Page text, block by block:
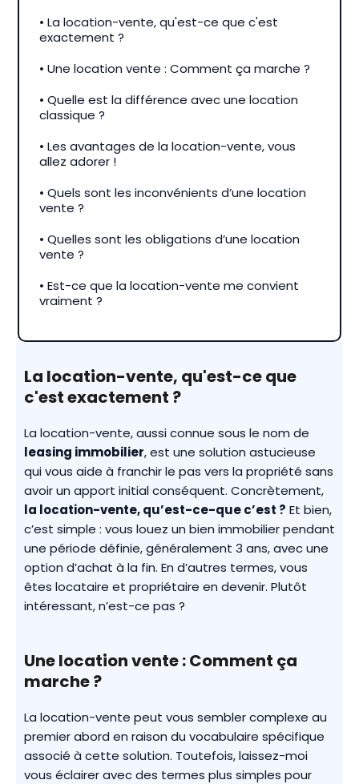
• La location-vente, qu'est-ce que c'est
exactement ?
• Une location vente : Comment ça marche ?
• Quelle est la différence avec une location
classique ?
• Les avantages de la location-vente, vous
allez adorer !
• Quels sont les inconvénients d’une location
vente ?
• Quelles sont les obligations d’une location
vente ?
• Est-ce que la location-vente me convient
vraiment ?
La location-vente, qu'est-ce que
c'est exactement ?
La location-vente, aussi connue sous le nom de
leasing immobilier, est une solution astucieuse
qui vous aide à franchir le pas vers la propriété sans
avoir un apport initial conséquent. Concrètement,
la location-vente, qu’est-ce-que c’est ? Et bien,
c’est simple : vous louez un bien immobilier pendant
une période définie, généralement 3 ans, avec une
option d’achat à la fin. En d’autres termes, vous
êtes locataire et propriétaire en devenir. Plutôt
intéressant, n’est-ce pas ?
Une location vente : Comment ça
marche ?
La location-vente peut vous sembler complexe au
premier abord en raison du vocabulaire spécifique
associé à cette solution. Toutefois, laissez-moi
vous éclairer avec des termes plus simples pour